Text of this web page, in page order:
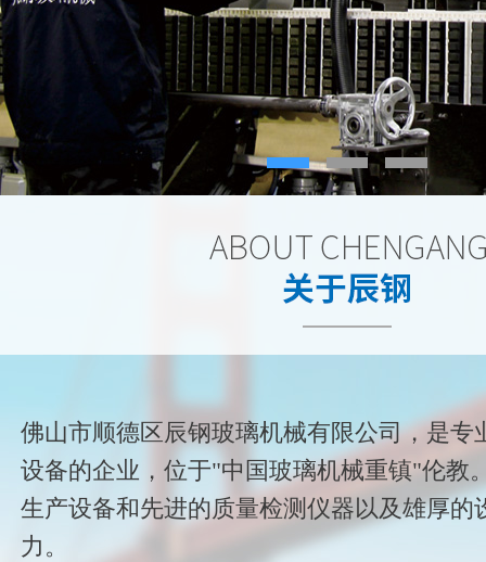
佛山市顺德区辰钢玻璃机械有限公司，是专
设备的企业，位于"中国玻璃机械重镇"伦教
生产设备和先进的质量检测仪器以及雄厚的
力。